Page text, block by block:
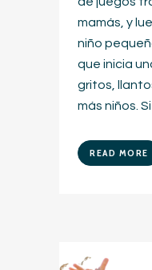
mamás, y
niño
que inicia
gritos,
más niños. Si
READ MORE